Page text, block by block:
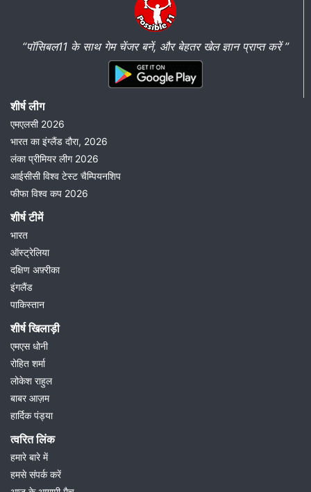
“पॉसिबल11 के साथ गेम चेंजर बनें, और बेहतर खेल ज्ञान प्राप्त करें ”
शीर्ष लीग
एमएलसी 2026
भारत का इंग्लैंड दौरा, 2026
लंका प्रीमियर लीग 2026
आईसीसी विश्व टेस्ट चैम्पियनशिप
फीफा विश्व कप 2026
शीर्ष टीमें
भारत
ऑस्ट्रेलिया
दक्षिण अफ़्रीका
इंगलैंड
पाकिस्तान
शीर्ष खिलाड़ी
एमएस धोनी
रोहित शर्मा
लोकेश राहुल
बाबर आज़म
हार्दिक पंड्या
त्वरित लिंक
हमारे बारे में
हमसे संपर्क करें